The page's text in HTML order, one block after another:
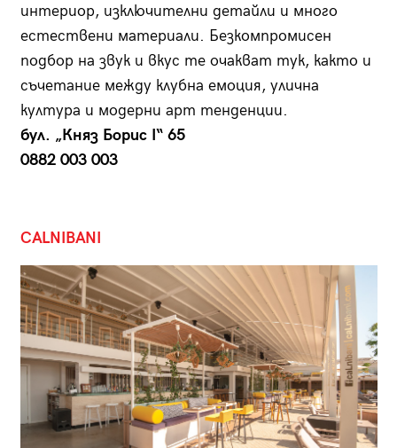
интериор, изключителни детайли и много
естествени материали. Безкомпромисен
подбор на звук и вкус те очак­ват тук, както и
съчетание между клубна емоция, улична
култура и модерни арт тенденции.
бул. „Княз Борис I“ 65
0882 003 003
CALNIBANI